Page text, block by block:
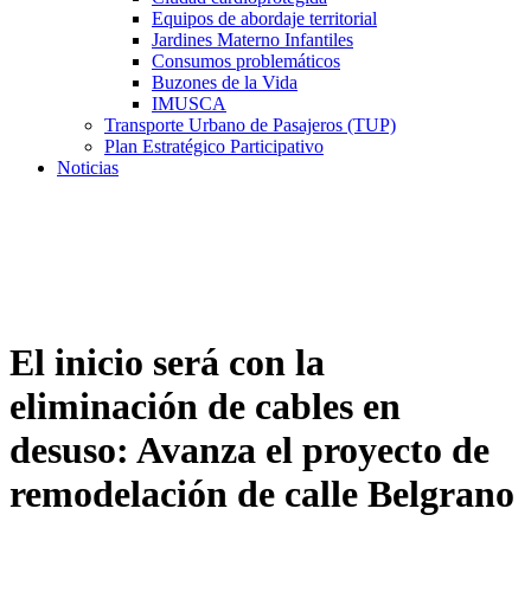
Equipos de abordaje territorial
Jardines Materno Infantiles
Consumos problemáticos
Buzones de la Vida
IMUSCA
Transporte Urbano de Pasajeros (TUP)
Plan Estratégico Participativo
Noticias
El inicio será con la
eliminación de cables en
desuso: Avanza el proyecto de
remodelación de calle Belgrano